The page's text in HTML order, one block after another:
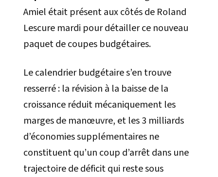
Amiel était présent aux côtés de Roland
Lescure mardi pour détailler ce nouveau
paquet de coupes budgétaires.
Le calendrier budgétaire s’en trouve
resserré : la révision à la baisse de la
croissance réduit mécaniquement les
marges de manœuvre, et les 3 milliards
d’économies supplémentaires ne
constituent qu’un coup d’arrêt dans une
trajectoire de déficit qui reste sous